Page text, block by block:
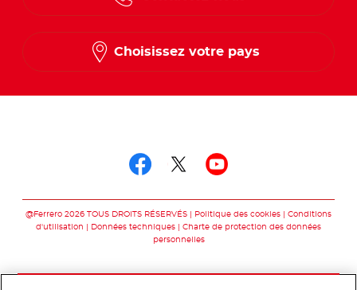
French
Choisissez votre pays
@Ferrero 2026 TOUS DROITS RÉSERVÉS Politique des cookies
Conditions
d'utilisation
Données techniques
Charte de protection des données
personnelles